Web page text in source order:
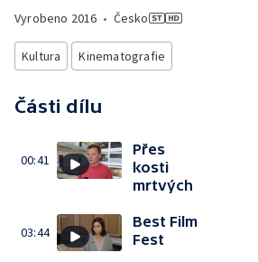
Vyrobeno 2016 • Česko
Kultura Kinematografie
Části dílu
00:41
Přes
kosti
mrtvých
03:44
Best Film
Fest